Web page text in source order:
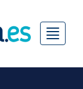
Menú